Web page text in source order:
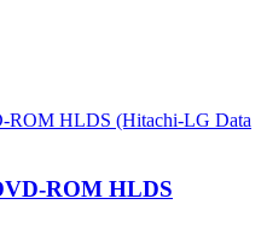
ROM HLDS